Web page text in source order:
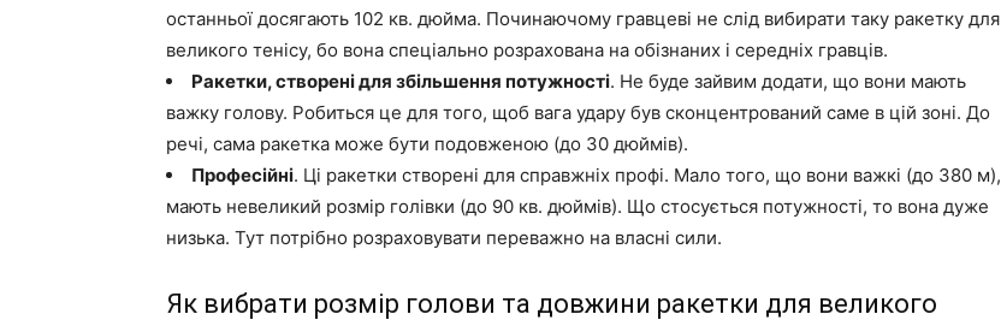
останньої досягають 102 кв. дюйма. Починаючому гравцеві не слід вибирати таку ракетку для
великого тенісу, бо вона спеціально розрахована на обізнаних і середніх гравців.
Ракетки, створені для збільшення потужності. Не буде зайвим додати, що вони мають
важку голову. Робиться це для того, щоб вага удару був сконцентрований саме в цій зоні. До
речі, сама ракетка може бути подовженою (до 30 дюймів).
Професійні. Ці ракетки створені для справжніх профі. Мало того, що вони важкі (до 380 м),
мають невеликий розмір голівки (до 90 кв. дюймів). Що стосується потужності, то вона дуже
низька. Тут потрібно розраховувати переважно на власні сили.
Як вибрати розмір голови та довжини ракетки для великого